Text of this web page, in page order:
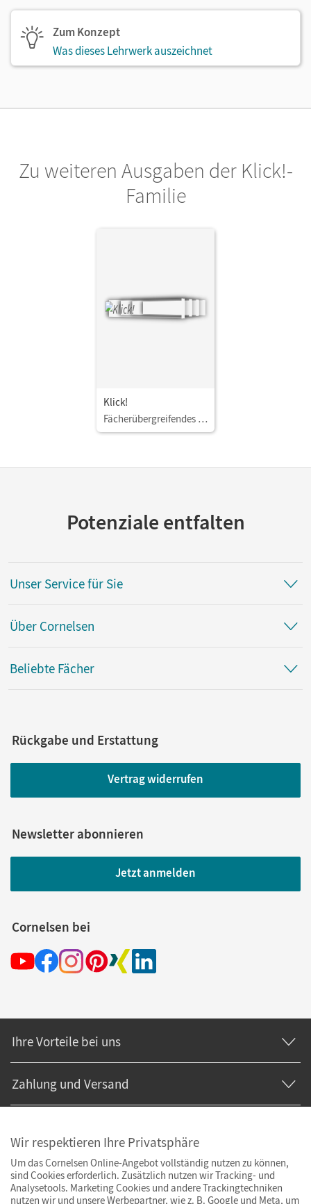
Zum Konzept
Was dieses Lehrwerk auszeichnet
Zu weiteren Ausgaben der Klick!-
Familie
Klick!
Fächerübergreifendes Lehrwerk für Lernende mit Förderbedarf
Potenziale entfalten
Unser Service für Sie
Über Cornelsen
Beliebte Fächer
Rückgabe und Erstattung
Vertrag widerrufen
Newsletter abonnieren
Jetzt anmelden
Cornelsen bei
Ihre Vorteile bei uns
Zahlung und Versand
Wir respektieren Ihre Privatsphäre
Um das Cornelsen Online-Angebot vollständig nutzen zu können,
sind Cookies erforderlich. Zusätzlich nutzen wir Tracking- und
Analysetools. Marketing Cookies und andere Trackingtechniken
nutzen wir und unsere Werbepartner, wie z. B. Google und Meta, um